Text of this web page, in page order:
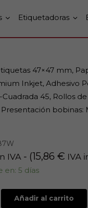
Etiquetadoras
47×47 mm,
Inkjet, Adhesivo
45, Rollos de
bobinas:
IVA - (15,86 € IVA
en: 5 días
Añadir al carrito